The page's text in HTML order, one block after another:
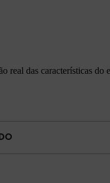
real das características